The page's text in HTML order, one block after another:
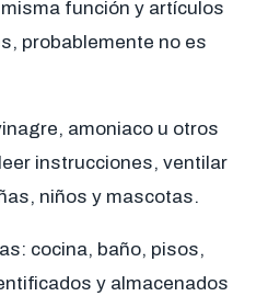
función y artículos
probablemente no es
amoniaco u otros
instrucciones, ventilar
niños y mascotas.
cocina, baño, pisos,
y almacenados